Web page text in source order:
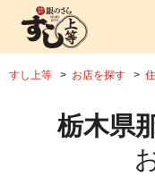
すし上等 お店を探す
栃木県